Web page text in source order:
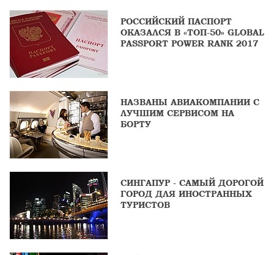
РОССИЙСКИЙ ПАСПОРТ
ОКАЗАЛСЯ В «ТОП-50» GLOBAL
PASSPORT POWER RANK 2017
НАЗВАНЫ АВИАКОМПАНИИ С
ЛУЧШИМ СЕРВИСОМ НА
БОРТУ
СИНГАПУР - САМЫЙ ДОРОГОЙ
ГОРОД ДЛЯ ИНОСТРАННЫХ
ТУРИСТОВ